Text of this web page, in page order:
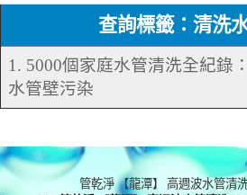
查詢標籤：清洗
1. 5000個家庭水管清洗全紀錄
水管壁污染
管乾淨 【龍潭】 高週波水管清